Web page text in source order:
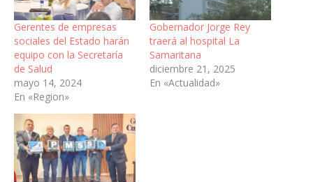
Gerentes de empresas
sociales del Estado harán
equipo con la Secretaría
de Salud
mayo 14, 2024
En «Region»
Gobernador Jorge Rey
traerá al hospital La
Samaritana
diciembre 21, 2025
En «Actualidad»